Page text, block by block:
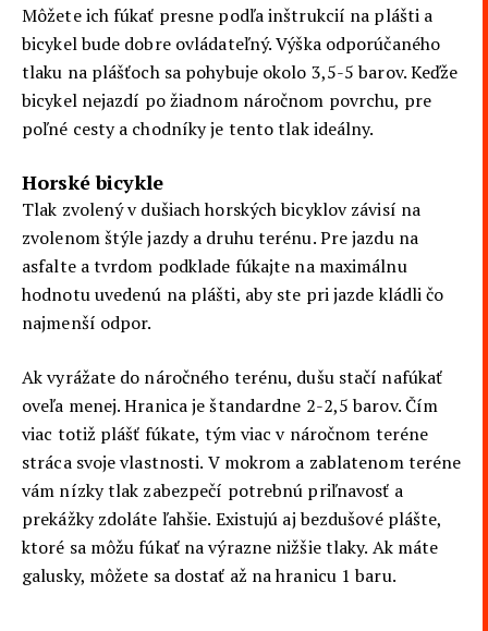
Môžete ich fúkať presne podľa inštrukcií na plášti a
bicykel bude dobre ovládateľný. Výška odporúčaného
tlaku na plášťoch sa pohybuje okolo 3,5-5 barov. Keďže
bicykel nejazdí po žiadnom náročnom povrchu, pre
poľné cesty a chodníky je tento tlak ideálny.
Horské bicykle
Tlak zvolený v dušiach horských bicyklov závisí na
zvolenom štýle jazdy a druhu terénu. Pre jazdu na
asfalte a tvrdom podklade fúkajte na maximálnu
hodnotu uvedenú na plášti, aby ste pri jazde kládli čo
najmenší odpor.
Ak vyrážate do náročného terénu, dušu stačí nafúkať
oveľa menej. Hranica je štandardne 2-2,5 barov. Čím
viac totiž plášť fúkate, tým viac v náročnom teréne
stráca svoje vlastnosti. V mokrom a zablatenom teréne
vám nízky tlak zabezpečí potrebnú priľnavosť a
prekážky zdoláte ľahšie. Existujú aj bezdušové plášte,
ktoré sa môžu fúkať na výrazne nižšie tlaky. Ak máte
galusky, môžete sa dostať až na hranicu 1 baru.